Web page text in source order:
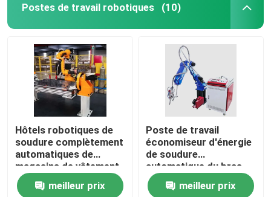
Postes de travail robotiques (10)
Hôtels robotiques de
soudure complètement
automatiques de
magasins de vêtement
de postes de travail
meilleur prix
Poste de travail
économiseur d'énergie
de soudure
automatique du bras
3000/6000W de robot
manipulateurmeilleur prix